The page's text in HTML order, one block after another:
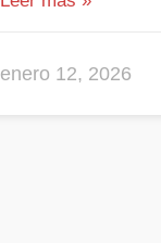
enero 12, 2026